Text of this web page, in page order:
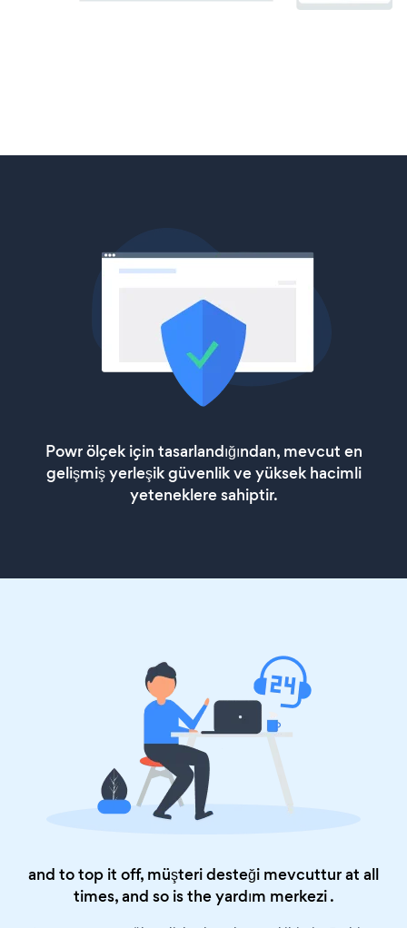
Powr ölçek için tasarlandığından, mevcut en
gelişmiş yerleşik güvenlik ve yüksek hacimli
yeteneklere sahiptir.
and to top it off, müşteri desteği mevcuttur at all
times, and so is theyardım merkezi.